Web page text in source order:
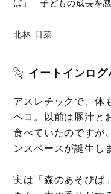
ば」 子どもの成長を
北林 日菜
イートインロ
アスレチックで、体
ペコ。以前は豚汁と
食べていたのですが
ンスペースが誕生し
実は「森のあそびば